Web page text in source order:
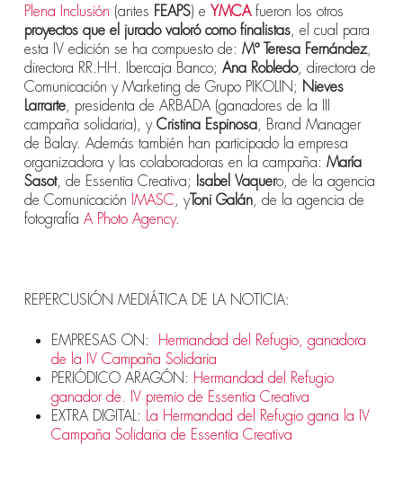
Plena Inclusión (antes FEAPS) e YMCAfueron los otros
proyectos que el jurado valoró como finalistas, el cual para
esta IV edición se ha compuesto de: Mª Teresa Fernández,
directora RR.HH. Ibercaja Banco; Ana Robledo, directora de
Comunicación y Marketing de Grupo PIKOLIN; Nieves
Larrarte, presidenta de ARBADA (ganadores de la III
campaña solidaria), yCristina Espinosa, Brand Manager
de Balay. Además también han participado la empresa
organizadora y las colaboradoras en la campaña: María
Sasot, de Essentia Creativa; Isabel Vaquero, de la agencia
de Comunicación IMASC, yToni Galán, de la agencia de
fotografía A Photo Agency.
REPERCUSIÓN MEDIÁTICA DE LA NOTICIA:
EMPRESAS ON: Hermandad del Refugio, ganadora
de la IV Campaña Solidaria
PERIÓDICO ARAGÓN: Hermandad del Refugio
ganador de. IV premio de Essentia Creativa
EXTRA DIGITAL: La Hermandad del Refugio gana la IV
Campaña Solidaria de Essentia Creativa